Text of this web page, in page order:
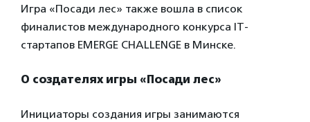
Игра «Посади лес» также вошла в список
финалистов международного конкурса IT-
стартапов EMERGE CHALLENGE в Минске.
О создателях игры «Посади лес»
Инициаторы создания игры занимаются